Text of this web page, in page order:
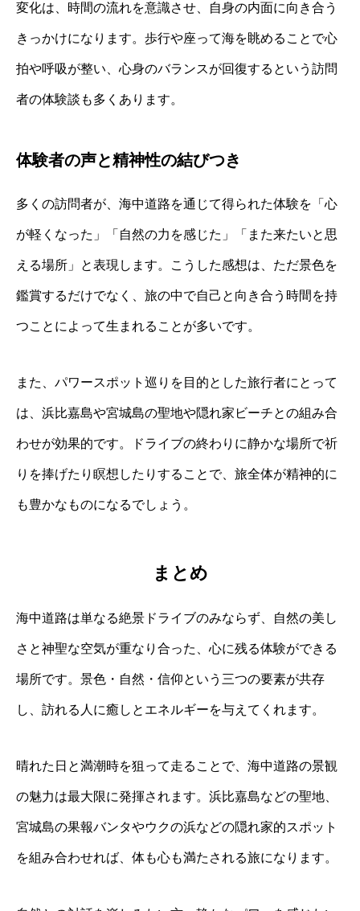
変化は、時間の流れを意識させ、自身の内面に向き合う
きっかけになります。歩行や座って海を眺めることで心
拍や呼吸が整い、心身のバランスが回復するという訪問
者の体験談も多くあります。
体験者の声と精神性の結びつき
多くの訪問者が、海中道路を通じて得られた体験を「心
が軽くなった」「自然の力を感じた」「また来たいと思
える場所」と表現します。こうした感想は、ただ景色を
鑑賞するだけでなく、旅の中で自己と向き合う時間を持
つことによって生まれることが多いです。
また、パワースポット巡りを目的とした旅行者にとって
は、浜比嘉島や宮城島の聖地や隠れ家ビーチとの組み合
わせが効果的です。ドライブの終わりに静かな場所で祈
りを捧げたり瞑想したりすることで、旅全体が精神的に
も豊かなものになるでしょう。
まとめ
海中道路は単なる絶景ドライブのみならず、自然の美し
さと神聖な空気が重なり合った、心に残る体験ができる
場所です。景色・自然・信仰という三つの要素が共存
し、訪れる人に癒しとエネルギーを与えてくれます。
晴れた日と満潮時を狙って走ることで、海中道路の景観
の魅力は最大限に発揮されます。浜比嘉島などの聖地、
宮城島の果報バンタやウクの浜などの隠れ家的スポット
を組み合わせれば、体も心も満たされる旅になります。